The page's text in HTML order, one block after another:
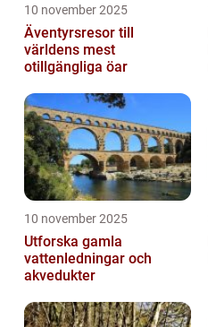
10 november 2025
Äventyrsresor till
världens mest
otillgängliga öar
10 november 2025
Utforska gamla
vattenledningar och
akvedukter